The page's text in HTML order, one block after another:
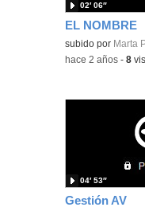
EL NOMBRE
Contenido
subido por Marta
02′ 06″
-hace 2 años -8
Gestión AV
04′ 53″